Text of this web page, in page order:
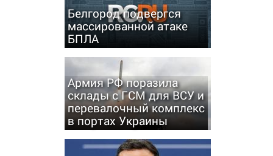
Белгород подвергся
массированной атаке
БПЛА
Армия РФ поразила
склады с ГСМ для ВСУ и
перевалочный комплекс
в портах Украины